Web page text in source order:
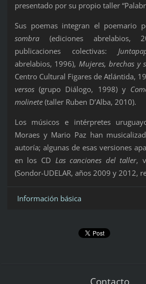
presentado por su propio taller
Sus poemas integran el poemario
sombra(ediciones abrelabios,
publicaciones colectivas:
abrelabios, 1996), Mujeres, brechas y
Centro Cultural Figares de Atlántida,
versos(grupo Diálogo, 1998) y
molinete(taller Ruben D’Alba, 2010).
Los músicos e intérpretes
Moraes y Mario Paz han
autoría; algunas de esas versiones
en los CD Las canciones del taller,
(Sondor-UDELAR, años 2009 y 2012,
Información básica
Contacto